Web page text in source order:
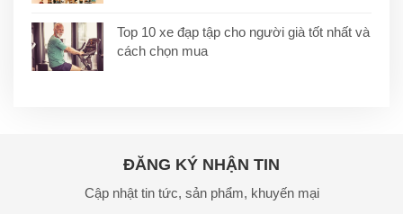
Top 10 xe đạp tập cho người già tốt nhất và
cách chọn mua
ĐĂNG KÝ NHẬN TIN
Cập nhật tin tức, sản phẩm, khuyến mại